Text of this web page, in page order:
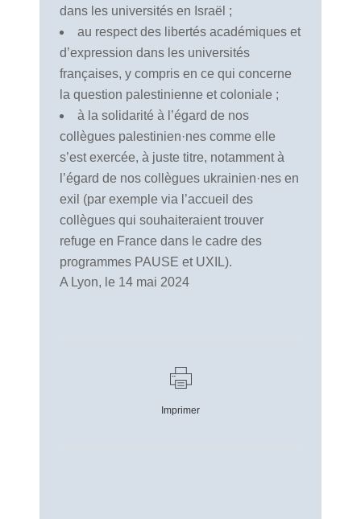
dans les universités en Israël ;
au respect des libertés académiques et
d’expression dans les universités
françaises, y compris en ce qui concerne
la question palestinienne et coloniale ;
à la solidarité à l’égard de nos
collègues palestinien·nes comme elle
s’est exercée, à juste titre, notamment à
l’égard de nos collègues ukrainien·nes en
exil (par exemple via l’accueil des
collègues qui souhaiteraient trouver
refuge en France dans le cadre des
programmes PAUSE et UXIL).
A Lyon, le 14 mai 2024
Imprimer